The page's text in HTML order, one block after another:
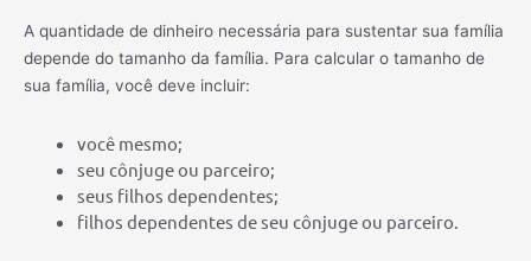
A quantidade de dinheiro necessária para sustentar sua família
depende do tamanho da família. Para calcular o tamanho de
sua família, você deve incluir:
você mesmo;
seu cônjuge ou parceiro;
seus filhos dependentes;
filhos dependentes de seu cônjuge ou parceiro.